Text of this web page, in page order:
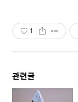
1
관련글